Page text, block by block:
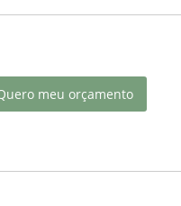
meu orçamento